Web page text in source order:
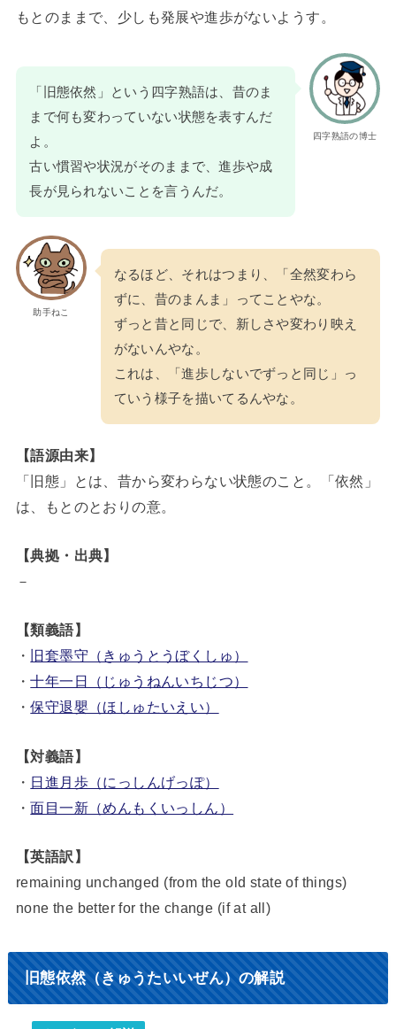
もとのままで、少しも発展や進歩がないようす。
四字熟語の博士
「旧態依然」という四字熟語は、昔のま
まで何も変わっていない状態を表すんだ
よ。
古い慣習や状況がそのままで、進歩や成
長が見られないことを言うんだ。
助手ねこ
なるほど、それはつまり、「全然変わら
ずに、昔のまんま」ってことやな。
ずっと昔と同じで、新しさや変わり映え
がないんやな。
これは、「進歩しないでずっと同じ」っ
ていう様子を描いてるんやな。
【語源由来】
「旧態」とは、昔から変わらない状態のこと。「依然」
は、もとのとおりの意。
【典拠・出典】
－
【類義語】
・
旧套墨守（きゅうとうぼくしゅ）
・十年一日（じゅうねんいちじつ）
・保守退嬰（ほしゅたいえい）
【対義語】
・ 日進月歩（にっしんげっぽ）
・面目一新（めんもくいっしん）
【英語訳】
remaining unchanged (from the old state of things)
none the better for the change (if at all)
旧態依然（きゅうたいいぜん）の解説